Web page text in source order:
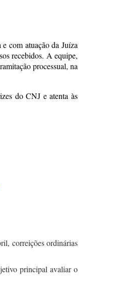
com atuação da Juíza
recebidos. A equipe,
processual, na
do CNJ e atenta às
correições ordinárias
principal avaliar o